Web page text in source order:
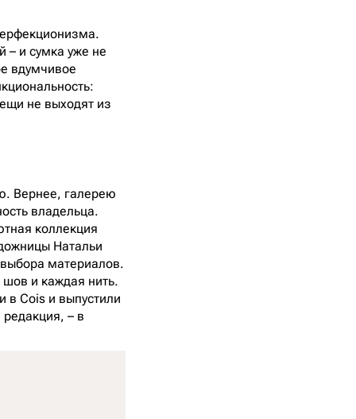
– и сумка уже не
вдумчивое
не выходят из
Вернее, галерею
владельца.
коллекция
Натальи
материалов.
шов и каждая нить.
в Cois и выпустили
– в